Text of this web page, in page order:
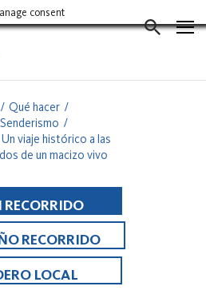
Qué hacer
Senderismo
viaje histórico a las
de un macizo vivo
RECORRIDO
RECORRIDO
LOCAL
consent